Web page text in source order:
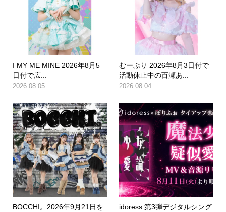
I MY ME MINE 2026年8月5
日付で広...
2026.08.05
むーぷり 2026年8月3日付で
活動休止中の百瀬あ...
2026.08.04
BOCCHI。2026年9月21日を
idoress 第3弾デジタルシング